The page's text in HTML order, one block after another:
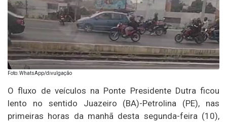
Foto: WhatsApp/divulgação
O fluxo de veículos na Ponte Presidente Dutra ficou
lento no sentido Juazeiro (BA)-Petrolina (PE), nas
primeiras horas da manhã desta segunda-feira (10),